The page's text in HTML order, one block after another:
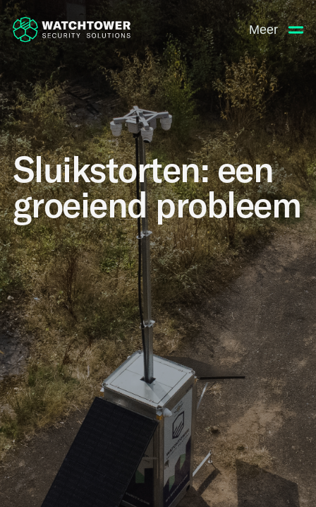
Meer
Sluikstorten: een
groeiend probleem